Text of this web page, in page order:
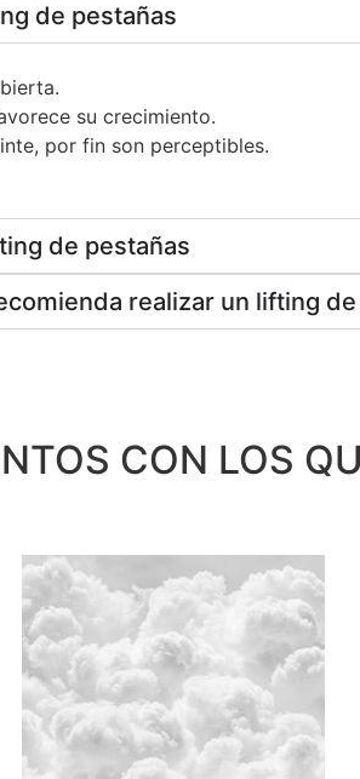
de pestañas
su crecimiento.
por fin son perceptibles.
de pestañas
realizar un lifting
CON LOS